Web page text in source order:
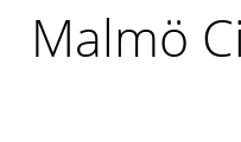
Malmö